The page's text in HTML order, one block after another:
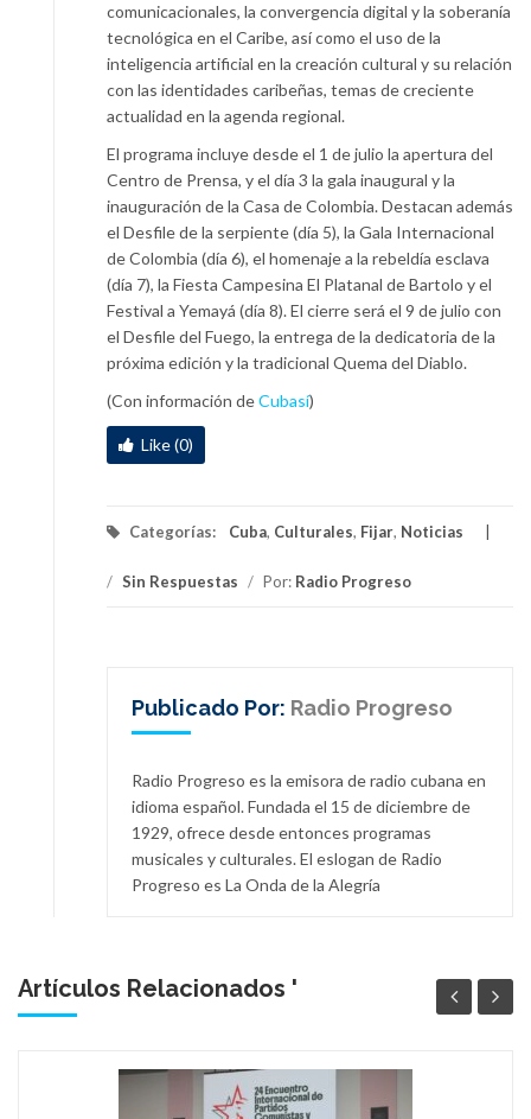
comunicacionales, la convergencia digital y la soberanía
tecnológica en el Caribe, así como el uso de la
inteligencia artificial en la creación cultural y su relación
con las identidades caribeñas, temas de creciente
actualidad en la agenda regional.
El programa incluye desde el 1 de julio la apertura del
Centro de Prensa, y el día 3 la gala inaugural y la
inauguración de la Casa de Colombia. Destacan además
el Desfile de la serpiente (día 5), la Gala Internacional
de Colombia (día 6), el homenaje a la rebeldía esclava
(día 7), la Fiesta Campesina El Platanal de Bartolo y el
Festival a Yemayá (día 8). El cierre será el 9 de julio con
el Desfile del Fuego, la entrega de la dedicatoria de la
próxima edición y la tradicional Quema del Diablo.
(Con información deCubasí)
Like (0)
Categorías: Cuba, Culturales, Fijar, Noticias
/ Sin Respuestas / Por: Radio Progreso
Publicado Por: Radio Progreso
Radio Progreso es la emisora de radio cubana en
idioma español. Fundada el 15 de diciembre de
1929, ofrece desde entonces programas
musicales y culturales. El eslogan de Radio
Progreso es La Onda de la Alegría
Artículos Relacionados '